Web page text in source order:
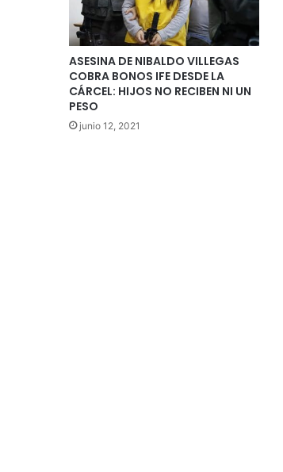
ASESINA DE NIBALDO VILLEGAS
COBRA BONOS IFE DESDE LA
CÁRCEL: HIJOS NO RECIBEN NI UN
PESO
junio 12, 2021